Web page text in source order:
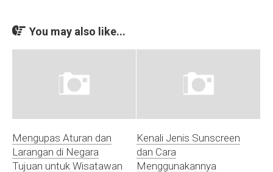
You may also like...
Mengupas Aturan dan
Larangan di Negara
Tujuan untuk Wisatawan
Kenali Jenis Sunscreen
dan Cara
Menggunakannya